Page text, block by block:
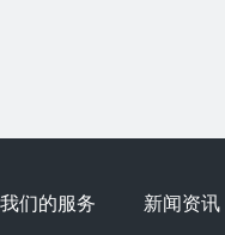
我们的服务 新闻资讯